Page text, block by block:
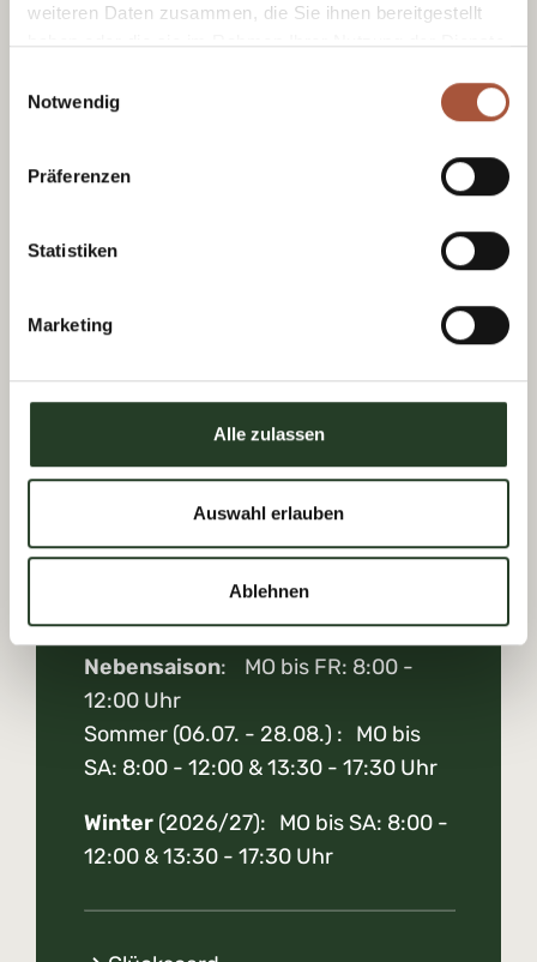
weiteren Daten zusammen, die Sie ihnen bereitgestellt
haben oder die sie im Rahmen Ihrer Nutzung der Dienste
Notwendig
Präferenzen
Statistiken
Marketing
Alle zulassen
Auswahl erlauben
Ablehnen
und stimme der Zusendung von Newslettern
durch Tourismusverband Viehhofen zu.
Wir freuen
uns auf
Euch!
Öffnungszeiten
Nebensaison: MO bis FR: 8:00 -
12:00 Uhr
Sommer (06.07. - 28.08.) : MO bis
SA: 8:00 - 12:00 & 13:30 - 17:30 Uhr
Winter (2026/27): MO bis SA: 8:00 -
12:00 & 13:30 - 17:30 Uhr